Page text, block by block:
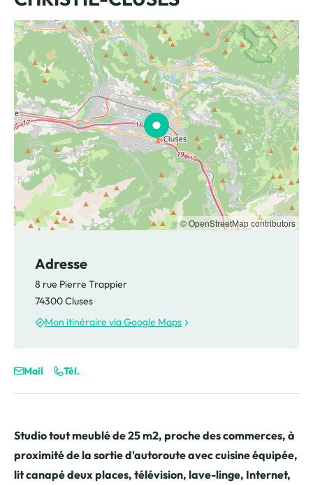
Studio tout meublé de 25 m2, proche des commerces, à
proximité de la sortie d'autoroute avec cuisine équipée,
lit canapé deux places, télévision, lave-linge, Internet,
© OpenStreetMap contributors
Adresse
8 rue Pierre Trappier
74300 Cluses
Mon itinéraire via Google Maps
Mail Tél.